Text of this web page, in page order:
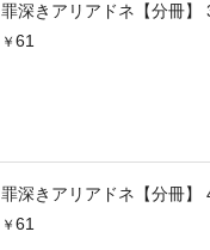
罪深きアリアドネ【分冊】
61
罪深きアリアドネ【分冊】
61